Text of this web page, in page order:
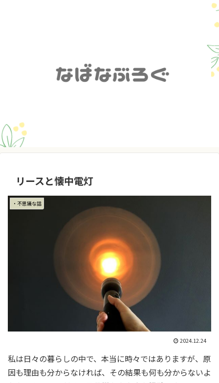
リースと懐中電灯
・不思議な話
2024.12.24
私は日々の暮らしの中で、本当に時々ではありますが、原
因も理由も分からなければ、その結果も何も分からないよ